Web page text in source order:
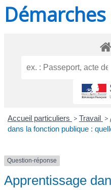
Accueil particuliers > Travail >
dans la fonction publique :
Question-réponse
Apprentissage